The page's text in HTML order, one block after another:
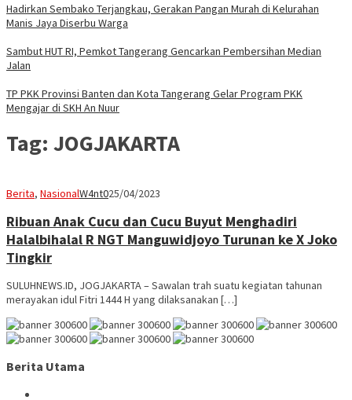
Hadirkan Sembako Terjangkau, Gerakan Pangan Murah di Kelurahan
Manis Jaya Diserbu Warga
Sambut HUT RI, Pemkot Tangerang Gencarkan Pembersihan Median
Jalan
TP PKK Provinsi Banten dan Kota Tangerang Gelar Program PKK
Mengajar di SKH An Nuur
Tag: JOGJAKARTA
Berita, NasionalW4nt025/04/2023
Ribuan Anak Cucu dan Cucu Buyut Menghadiri
Halalbihalal R NGT Manguwidjoyo Turunan ke X Joko
Tingkir
SULUHNEWS.ID, JOGJAKARTA – Sawalan trah suatu kegiatan tahunan
merayakan idul Fitri 1444 H yang dilaksanakan […]
Berita Utama